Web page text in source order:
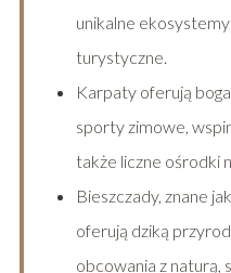
unikalne
turystyczne.
Karpaty oferują
sporty zimowe,
także liczne ośrodki
Bieszczady, znane
oferują dziką
obcowania z naturą,